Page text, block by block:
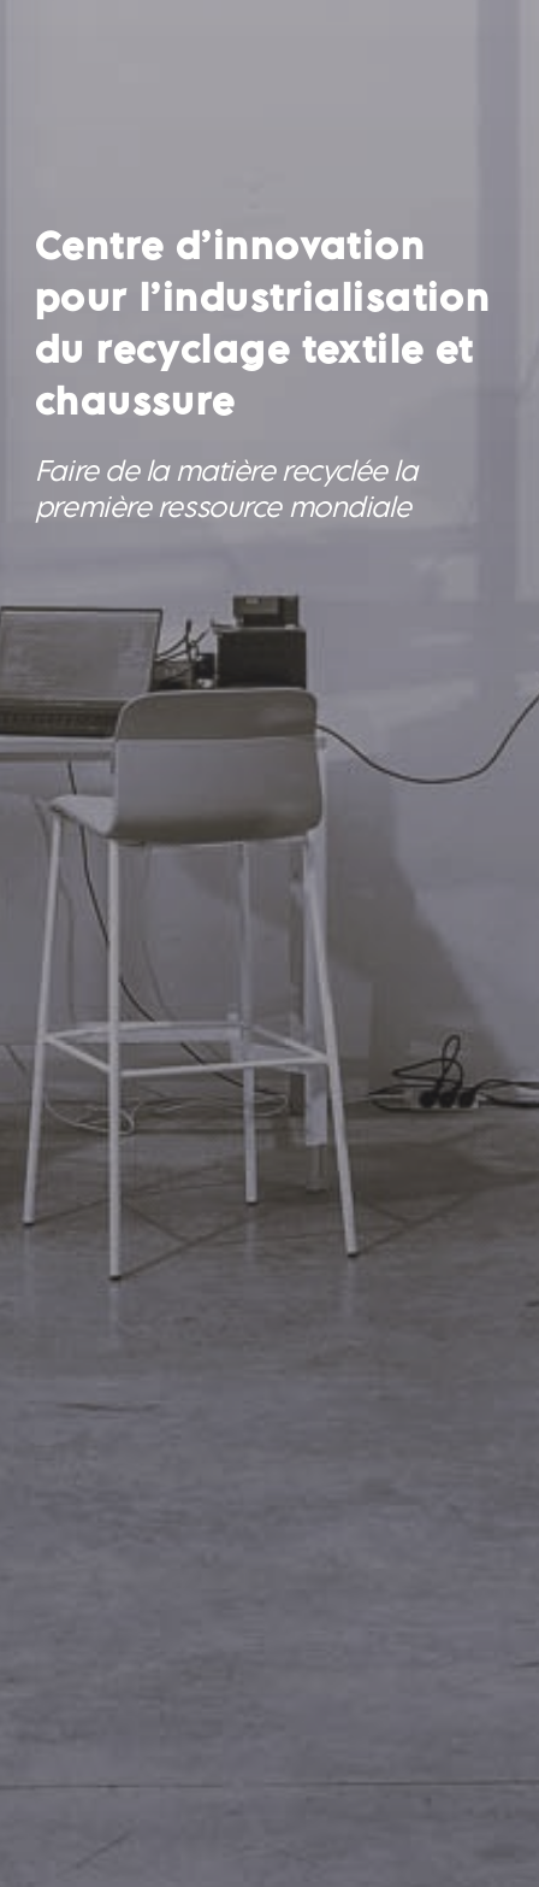
Centre d’innovation
pour l’industrialisation
du recyclage textile et
chaussure
Faire de la matière recyclée la
première ressource mondiale